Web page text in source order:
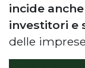
incide
investitori e
delle